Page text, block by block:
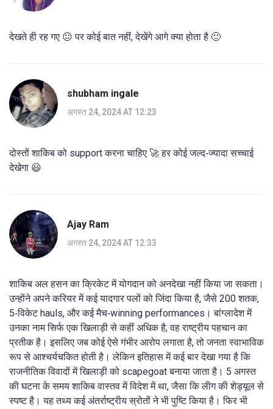
देखते ही रह गए 😐 पर कोई बात नहीं, देखेंगे आगे क्या होता है 🙂
shubham ingale
अगस्त 24, 2024 AT 12:23
दोस्तों शाकिब को support करना चाहिए 🚀 हर कोई जल्द‑ज्यादा सच्चाई
देखेगा 😃
Ajay Ram
अगस्त 24, 2024 AT 12:33
शाकिब अल हसन का क्रिकेट में योगदान को अनदेखा नहीं किया जा सकता।
उन्होंने अपने करियर में कई यादगार पलों को जिंदा किया है, जैसे 200 शतक,
5‑विकेट hauls, और कई मैच‑winning performances। बांग्लादेश में
उनका नाम सिर्फ एक खिलाड़ी से कहीं अधिक है; वह राष्ट्रीय पहचान का
प्रतीक है। इसलिए जब कोई ऐसे गंभीर आरोप लगाता है, तो जनता स्वाभाविक
रूप से आश्चर्यचकित होती है। लेकिन इतिहास में कई बार देखा गया है कि
राजनीतिक विवादों में खिलाड़ी को scapegoat बनाया जाता है। 5 अगस्त
की घटना के समय शाकिब वास्तव में विदेश में था, जैसा कि लीग की शेड्यूल से
स्पष्ट है। यह तथ्य कई अंतर्राष्ट्रीय स्रोतों ने भी पुष्टि किया है। फिर भी